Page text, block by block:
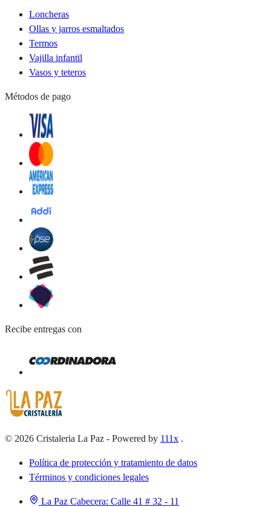
Loncheras
Ollas y jarros esmaltados
Termos
Vajilla infantil
Vasos y teteros
Métodos de pago
Recibe entregas con
© 2026 Cristaleria La Paz - Powered by 111x .
Política de protección y tratamiento de datos
Términos y condiciones legales
La Paz Cabecera: Calle 41 # 32 - 11